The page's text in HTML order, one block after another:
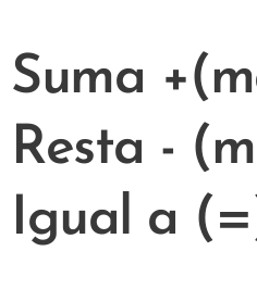
Suma
Resta -
Igual a